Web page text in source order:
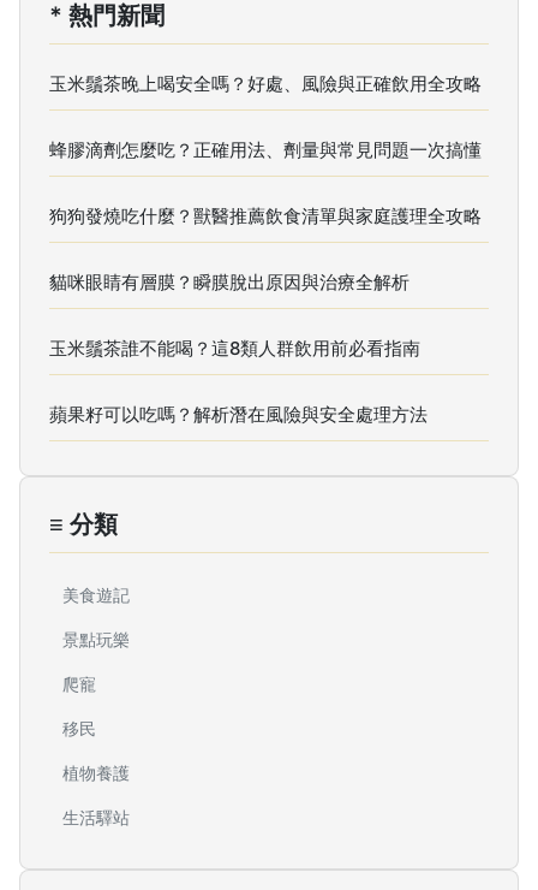
* 熱門新聞
玉米鬚茶晚上喝安全嗎？好處、風險與正確飲用全攻略
蜂膠滴劑怎麼吃？正確用法、劑量與常見問題一次搞懂
狗狗發燒吃什麼？獸醫推薦飲食清單與家庭護理全攻略
貓咪眼睛有層膜？瞬膜脫出原因與治療全解析
玉米鬚茶誰不能喝？這8類人群飲用前必看指南
蘋果籽可以吃嗎？解析潛在風險與安全處理方法
≡ 分類
美食遊記
景點玩樂
爬寵
移民
植物養護
生活驛站